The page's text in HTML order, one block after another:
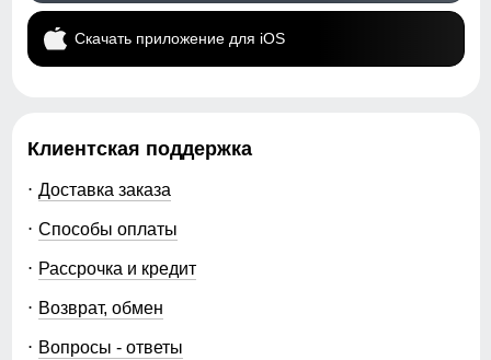
Скачать приложение для iOS
Клиентская поддержка
Доставка заказа
Способы оплаты
Рассрочка и кредит
Возврат, обмен
Вопросы - ответы